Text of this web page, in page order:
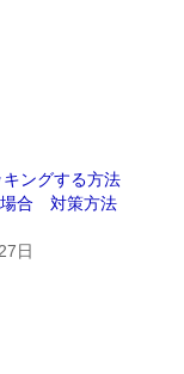
キングする方法
場合 対策方法
日